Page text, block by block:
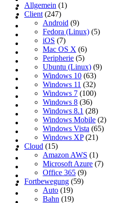
Allgemein (1)
Client (247)
Android (9)
Fedora (Linux) (5)
iOS (7)
Mac OS X (6)
Peripherie (5)
Ubuntu (Linux) (9)
Windows 10 (63)
Windows 11 (32)
Windows 7 (100)
Windows 8 (36)
Windows 8.1 (28)
Windows Mobile (2)
Windows Vista (65)
Windows XP(21)
Cloud (15)
Amazon AWS (1)
Microsoft Azure (7)
Office 365 (9)
Fortbewegung (59)
Auto (19)
Bahn (19)